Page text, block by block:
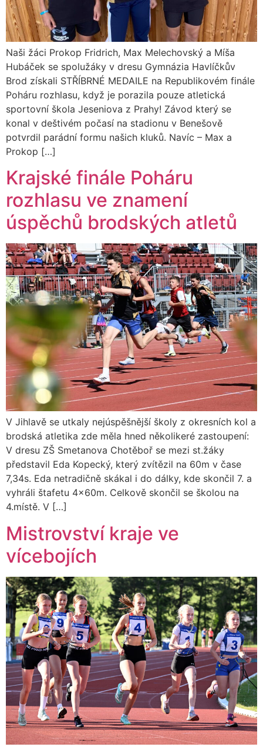
Naši žáci Prokop Fridrich, Max Melechovský a Míša
Hubáček se spolužáky v dresu Gymnázia Havlíčkův
Brod získali STŘÍBRNÉ MEDAILE na Republikovém finále
Poháru rozhlasu, když je porazila pouze atletická
sportovní škola Jeseniova z Prahy! Závod který se
konal v deštivém počasí na stadionu v Benešově
potvrdil parádní formu našich kluků. Navíc – Max a
Prokop […]
Krajské finále Poháru
rozhlasu ve znamení
úspěchů brodských atletů
V Jihlavě se utkaly nejúspěšnější školy z okresních kol a
brodská atletika zde měla hned několikeré zastoupení:
V dresu ZŠ Smetanova Chotěboř se mezi st.žáky
představil Eda Kopecký, který zvítězil na 60m v čase
7,34s. Eda netradičně skákal i do dálky, kde skončil 7. a
vyhráli štafetu 4x60m. Celkově skončil se školou na
4.místě. V […]
Mistrovství kraje ve
vícebojích